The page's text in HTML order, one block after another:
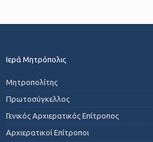
Ιερά Μητρόπολις
Μητροπολίτης
Πρωτοσύγκελλος
Γενικός Αρχιερατικός Επίτροπος
Αρχιερατικοί Επίτροποι